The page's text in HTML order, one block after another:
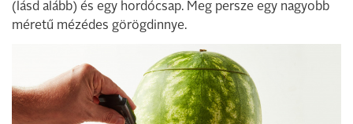
(lásd alább) és egy hordócsap. Meg persze egy nagyobb
méretű mézédes görögdinnye.